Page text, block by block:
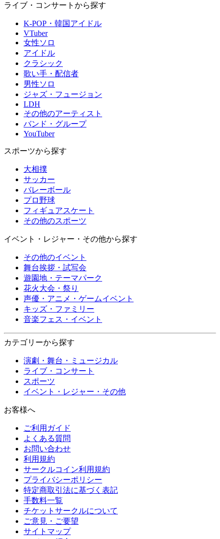
ライブ・コンサートから探す
K-POP・韓国アイドル
VTuber
女性ソロ
アイドル
クラシック
歌い手・配信者
男性ソロ
ジャズ・フュージョン
LDH
その他のアーティスト
バンド・グループ
YouTuber
スポーツから探す
大相撲
サッカー
バレーボール
プロ野球
フィギュアスケート
その他のスポーツ
イベント・レジャー・その他から探す
その他のイベント
舞台挨拶・試写会
遊園地・テーマパーク
花火大会・祭り
声優・アニメ・ゲームイベント
キッズ・ファミリー
音楽フェス・イベント
カテゴリーから探す
演劇・舞台・ミュージカル
ライブ・コンサート
スポーツ
イベント・レジャー・その他
お客様へ
ご利用ガイド
よくある質問
お問い合わせ
利用規約
サークルコイン利用規約
プライバシーポリシー
特定商取引法に基づく表記
手数料一覧
チケットサークルについて
ご意見・ご要望
サイトマップ